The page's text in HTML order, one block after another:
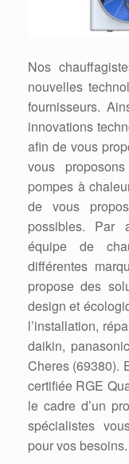
Nos
nouvelles
fournisseurs.
innovations
afin de vous
vous
pompes à
de vous
possibles. Par
équipe de
différentes
propose des
design et
l’installation,
daikin,
Cheres (69380).
certifiée RGE
le cadre d’un
spécialistes
pour vos besoins.